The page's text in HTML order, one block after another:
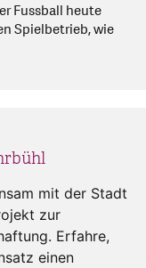
Fussball heute
Spielbetrieb, wie
mit der Stadt
zur
Erfahre,
einen